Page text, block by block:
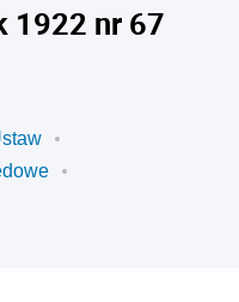
1922 nr 67